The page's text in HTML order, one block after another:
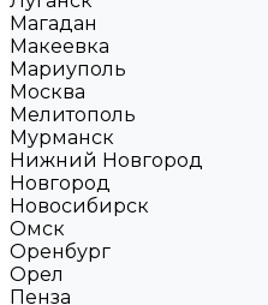
Магадан
Макеевка
Мариуполь
Москва
Мелитополь
Мурманск
Нижний Новгород
Новгород
Новосибирск
Омск
Оренбург
Орел
Пенза